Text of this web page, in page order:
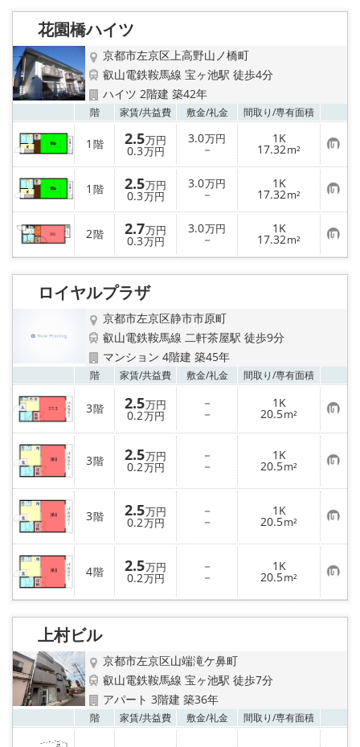
登
花園橋ハイツ
京都市左京区上高野山ノ橋町
叡山電鉄鞍馬線 宝ヶ池駅 徒歩4分
ハイツ 2階建 築42年
階 家賃/共益費 敷金/礼金 間取り/専有面積
1 階 2.5万円
0.3万円
3.0万円
－
1K
17.32m² お
気
に
入
り
登
録
1 階 2.5万円
0.3万円
3.0万円
－
1K
17.32m² お
気
に
入
り
登
録
2階 2.7万円
0.3万円
3.0万円
－
1K
17.32m² お
気
に
入
ロイヤルプラザ
京都市左京区静市市原町
叡山電鉄鞍馬線 二軒茶屋駅 徒歩9分
マンション 4階建 築45年
階 家賃/共益費 敷金/礼金 間取り/専有面積
3階 2.5万円
0.2万円
－
－
1K
20.5m² お
気
に
入
り
登
録
3階 2.5万円
0.2万円
－
－
1K
20.5m² お
気
に
入
り
登
録
3階 2.5万円
0.2万円
－
－
1K
20.5m² お
気
に
入
り
登
録
4階 2.5万円
0.2万円
－
－
1K
20.5m² お
気
に
り
上村ビル
京都市左京区山端滝ケ鼻町
叡山電鉄鞍馬線 宝ヶ池駅 徒歩7分
アパート 3階建 築36年
階 家賃/共益費 敷金/礼金 間取り/専有面積